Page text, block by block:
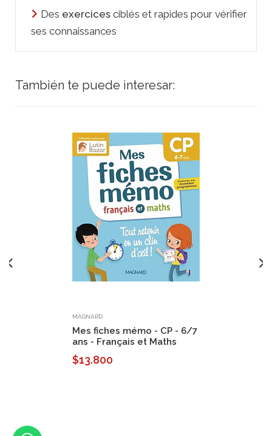
Des exercices ciblés et rapides pour vérifier
ses connaissances
También te puede interesar:
MAGNARD
Mes fiches mémo - CP - 6/7
ans - Français et Maths
$13.800